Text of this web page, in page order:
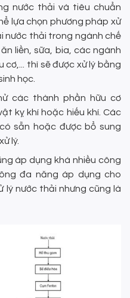
nước thải và tiêu chuẩn
lựa chọn phương pháp xử
nước thải trong ngành chế
liền, sữa, bia, các ngành
thì sẽ được xử lý bằng
học.
các thành phần hữu cơ
kỵ khí hoặc hiếu khí. Các
sẵn hoặc được bổ sung
lý.
áp dụng khá nhiều công
đa năng áp dụng cho
lý nước thải nhưng cũng là